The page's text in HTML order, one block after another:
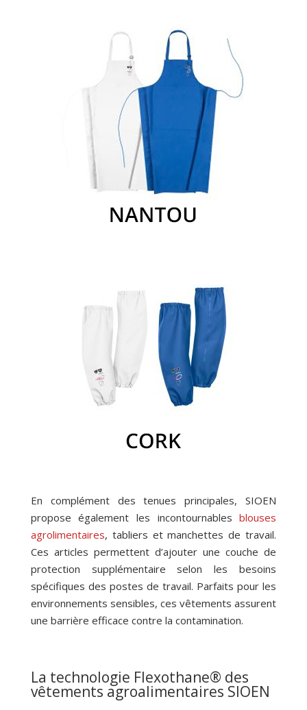
En complément des tenues principales, SIOEN
propose également les incontournablesblouses
agrolimentaires, tabliers et manchettes de travail.
Ces articles permettent d’ajouter une couche de
protection supplémentaire selon les besoins
spécifiques des postes de travail. Parfaits pour les
environnements sensibles, ces vêtements assurent
une barrière efficace contre la contamination.
La technologie Flexothane® des
vêtements agroalimentaires SIOEN